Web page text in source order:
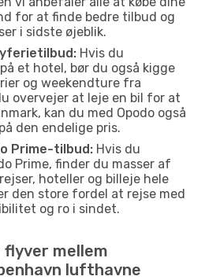
for at finde bedre tilbud og
i sidste øjeblik.
Hvis du
et hotel, bør du også kigge
og weekendture fra
overvejer at leje en bil for at
kan du med Opodo også
den endelige pris.
Prime-tilbud: Hvis du
Prime, finder du masser af
hoteller og billeje hele
den store fordel at rejse med
og ro i sindet.
flyver mellem
lufthavne